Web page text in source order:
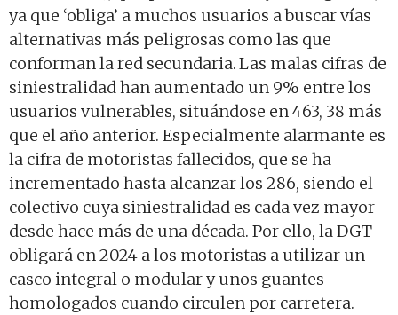
ya que ‘obliga’ a muchos usuarios a buscar vías
alternativas más peligrosas como las que
conforman la red secundaria.Las malas cifras de
siniestralidad han aumentado un 9% entre los
usuarios vulnerables, situándose en 463, 38 más
que el año anterior. Especialmente alarmante es
la cifra de motoristas fallecidos, que se ha
incrementado hasta alcanzar los 286, siendo el
colectivo cuya siniestralidad es cada vez mayor
desde hace más de una década. Por ello, la DGT
obligará en 2024 a los motoristas a utilizar un
casco integral o modular y unos guantes
homologados cuando circulen por carretera.